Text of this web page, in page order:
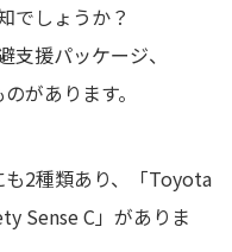
でしょうか？
支援パッケージ、
があります。
2種類あり、「Toyota
Sense C」がありま